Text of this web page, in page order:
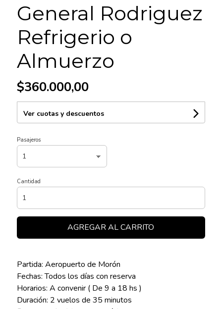
General Rodriguez
Refrigerio o
Almuerzo
$360.000,00
Ver cuotas y descuentos
Pasajeros
Cantidad
AGREGAR AL CARRITO
Partida: Aeropuerto de Morón
Fechas: Todos los días con reserva
Horarios: A convenir ( De 9 a 18 hs )
Duración: 2 vuelos de 35 minutos